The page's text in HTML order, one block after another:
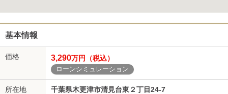
基本情報
価格 3,290万円（税込）
ローンシミュレーション
所在地 千葉県木更津市清見台東２丁目24-7